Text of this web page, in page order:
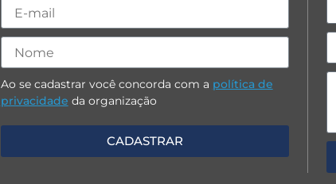
Ao se cadastrar você concorda com a política de
privacidade da organização